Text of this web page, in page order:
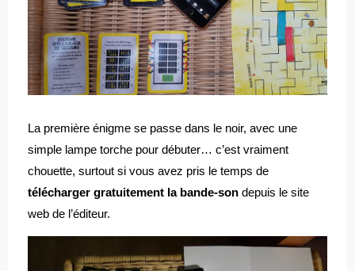
La première énigme se passe dans le noir, avec une
simple lampe torche pour débuter… c’est vraiment
chouette, surtout si vous avez pris le temps de
télécharger gratuitement la bande-son depuis le site
web de l’éditeur.